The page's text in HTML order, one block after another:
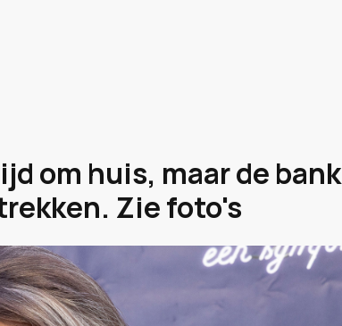
om huis, maar de bank
Zie foto's